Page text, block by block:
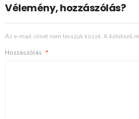
Vélemény, hozzászólás?
Az e-mail címet nem tesszük közzé. A kötelező
Hozzászólás *